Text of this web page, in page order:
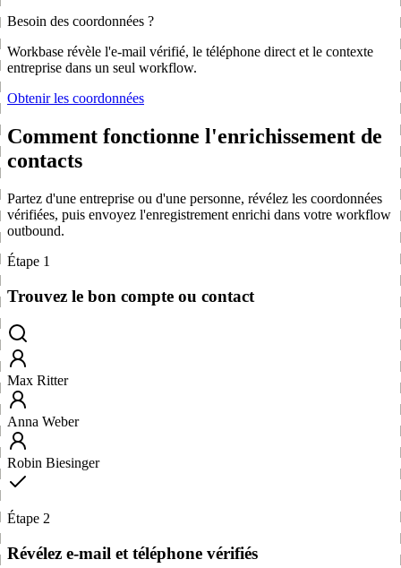
Besoin des coordonnées ?
Workbase révèle l'e-mail vérifié, le téléphone direct et le contexte
entreprise dans un seul workflow.
Obtenir les coordonnées
Comment fonctionne l'enrichissement de
contacts
Partez d'une entreprise ou d'une personne, révélez les coordonnées
vérifiées, puis envoyez l'enregistrement enrichi dans votre workflow
outbound.
Étape 1
Trouvez le bon compte ou contact
Max Ritter
Anna Weber
Robin Biesinger
Étape 2
Révélez e-mail et téléphone vérifiés